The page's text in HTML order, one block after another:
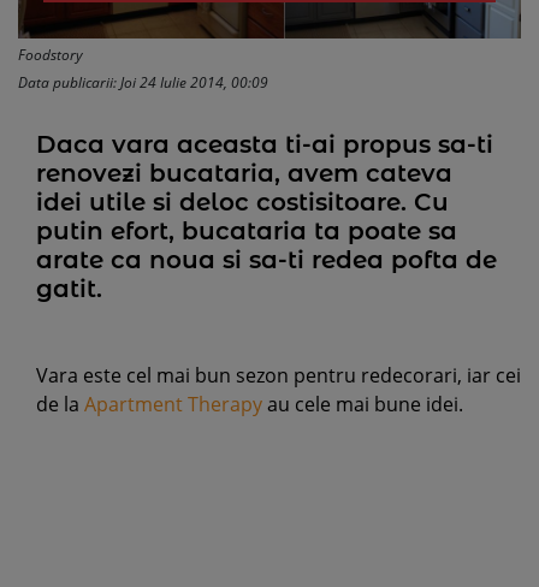
Foodstory
Data publicarii: Joi 24 Iulie 2014, 00:09
Daca vara aceasta ti-ai propus sa-ti
renovezi bucataria, avem cateva
idei utile si deloc costisitoare. Cu
putin efort, bucataria ta poate sa
arate ca noua si sa-ti redea pofta de
gatit.
Vara este cel mai bun sezon pentru redecorari, iar cei
de la Apartment Therapyau cele mai bune idei.